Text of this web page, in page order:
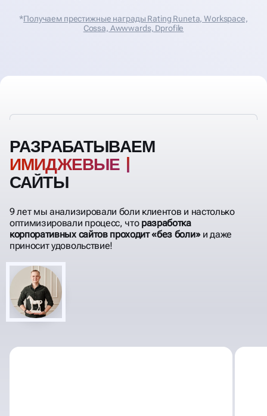
*Получаем престижные награды Rating Runeta, Workspace,
Cossa, Аwwwards, Dprofile
РАЗРАБАТЫВАЕМ
САЙТЫ
9 лет мы анализировали боли клиентов и настолько
оптимизировали процесс, что разработка
корпоративных сайтов проходит «без боли»и даже
приносит удовольствие!